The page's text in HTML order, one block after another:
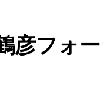
彦フォ